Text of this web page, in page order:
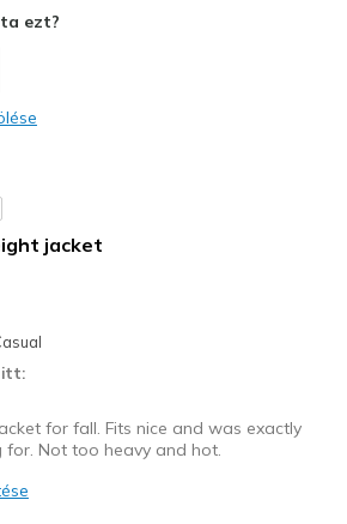
Feels true to width
Feels true to size
ezt?
jacket
itt:
for fall. Fits nice and was exactly
Not too heavy and hot.